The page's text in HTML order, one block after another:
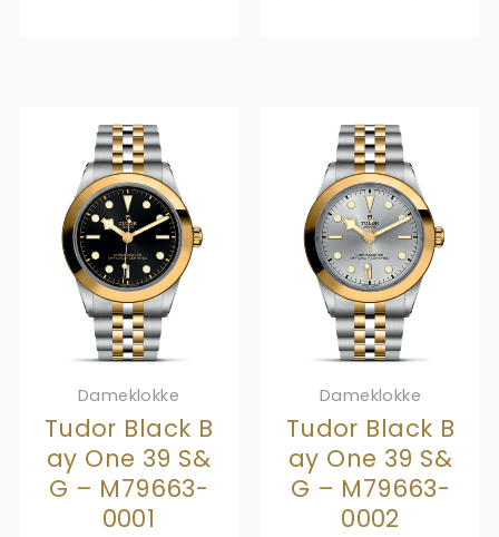
Dameklokke
Tudor Black B
ay One 39 S&
G – M79663-
0001
Dameklokke
Tudor Black B
ay One 39 S&
G – M79663-
0002